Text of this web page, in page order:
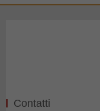
Contatti